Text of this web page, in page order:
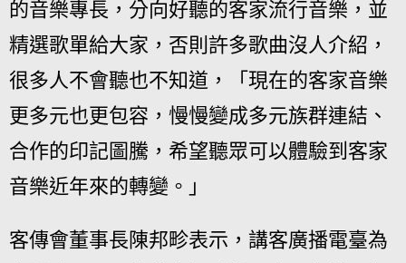
的音樂專長，分向好聽的客家流行音樂，並
精選歌單給大家，否則許多歌曲沒人介紹，
很多人不會聽也不知道，「現在的客家音樂
更多元也更包容，慢慢變成多元族群連結、
合作的印記圖騰，希望聽眾可以體驗到客家
音樂近年來的轉變。」
客傳會董事長陳邦畛表示，講客廣播電臺為